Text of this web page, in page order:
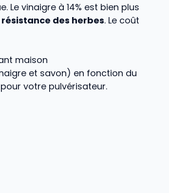
Le vinaigre à 14% est bien plus
des herbes. Le coût
maison
et savon) en fonction du
votre pulvérisateur.